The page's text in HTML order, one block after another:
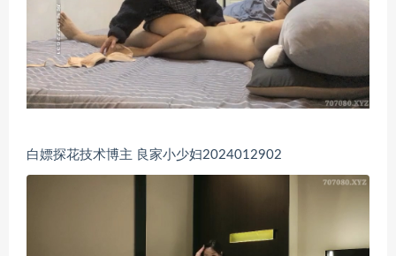
白嫖探花技术博主 良家小少妇2024012902